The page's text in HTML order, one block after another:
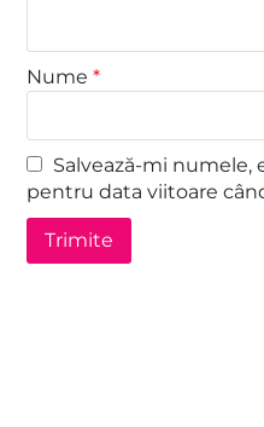
Nume *
Salvează-mi numele,
pentru data viitoare